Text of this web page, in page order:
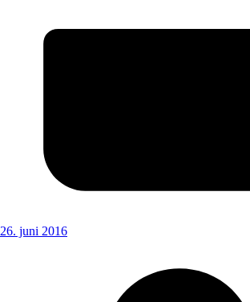
26. juni 2016